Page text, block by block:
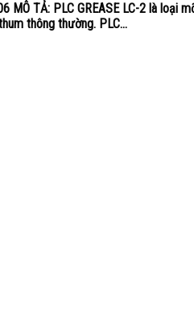
MÔ TẢ: PLC GREASE LC-2 là
thông thường. PLC...